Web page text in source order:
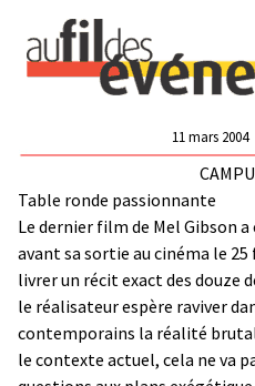
11 mars 2004
Table ronde passionnante
Le dernier film de Mel Gibson
avant sa sortie au cinéma le
livrer un récit exact des douze
le réalisateur espère raviver
contemporains la réalité
le contexte actuel, cela ne va